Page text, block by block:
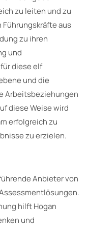
zu leiten und zu
aus
zu ihren
und
diese elf
und die
Arbeitsbeziehungen
diese Weise wird
erfolgreich zu
zu erzielen.
Anbieter von
hilft Hogan
und